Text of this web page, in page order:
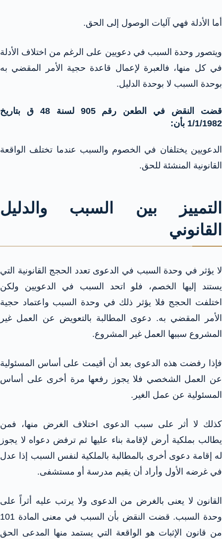
أما الأدلة فهي آليات الوصول إلى الحق.
ويتصور وحدة السبب في دعويين على الرغم من اختلاف الأدلة
في كل منها، فالعبرة لإعمال قاعدة حجية الأمر المقضي به
بوحدة السبب لا بوحدة الدليل.
قضت النقض في الطعن رقم 905 لسنة 48 ق بتاريخ
1/1/1982 بأن:
الدعويين يختلفان في الخصوم والسبب عندما تختلف الواقعة
القانونية المنشئة للحق.
التمييز بين السبب والدليل
القانوني
لا يؤثر في وحدة السبب في الدعوى تعدد الحجج القانونية التي
يستند إليها الخصم، فلو اتحد السبب في الدعويين ولكن
اختلفت الحجج فلا يؤثر ذلك في وحدة السبب واعتماد حجية
الأمر المقضي به. دعوى المطالبة بالتعويض عن العمل غير
المشروع سببها العمل غير المشروع.
فإذا رفضت هذه الدعوى بعد أن أقيمت على أساس المسئولية
عن العمل الشخصي فلا يجوز رفعها مرة أخرى على أساس
المسئولية عن عمل الغير.
كذلك لا أثر على سبب الدعوى اختلاف الغرض منها، فمن
يطالب بملكية أرض لإقامة بناء عليها ثم ترفض دعواه لا يجوز
له إقامة دعوى أخرى بالمطالبة بالملكية لنفس السبب إذا عدل
في غرضه الأول وأراد أن يقيم مدرسة أو مستشفى.
القانون لا يعنى بالغرض من الدعوى ولا يرتب عليه أثراً على
وحدة السبب. قضت النقض بأن السبب في معنى المادة 101
من قانون الإثبات هو الواقعة التي يستمد منها المدعى الحق